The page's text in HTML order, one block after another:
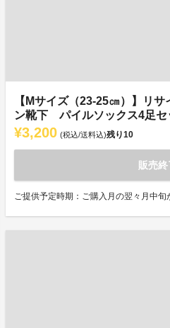
【Mサイズ（23-25㎝）】リ
ン靴下 パイルソックス4足セ
¥3,200 (税込/送料込)残り10
販売終
ご提供予定時期：ご購入月の翌々月中旬